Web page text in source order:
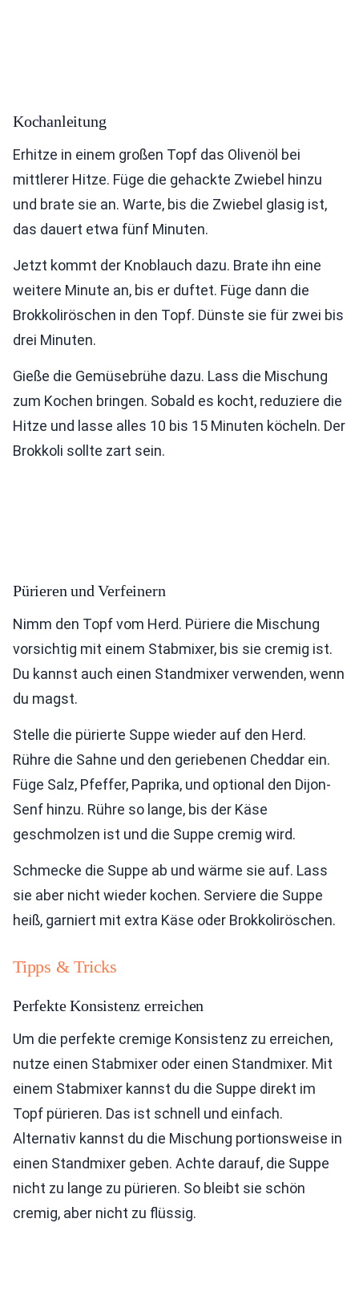
Kochanleitung
Erhitze in einem großen Topf das Olivenöl bei
mittlerer Hitze. Füge die gehackte Zwiebel hinzu
und brate sie an. Warte, bis die Zwiebel glasig ist,
das dauert etwa fünf Minuten.
Jetzt kommt der Knoblauch dazu. Brate ihn eine
weitere Minute an, bis er duftet. Füge dann die
Brokkoliröschen in den Topf. Dünste sie für zwei bis
drei Minuten.
Gieße die Gemüsebrühe dazu. Lass die Mischung
zum Kochen bringen. Sobald es kocht, reduziere die
Hitze und lasse alles 10 bis 15 Minuten köcheln. Der
Brokkoli sollte zart sein.
Pürieren und Verfeinern
Nimm den Topf vom Herd. Püriere die Mischung
vorsichtig mit einem Stabmixer, bis sie cremig ist.
Du kannst auch einen Standmixer verwenden, wenn
du magst.
Stelle die pürierte Suppe wieder auf den Herd.
Rühre die Sahne und den geriebenen Cheddar ein.
Füge Salz, Pfeffer, Paprika, und optional den Dijon-
Senf hinzu. Rühre so lange, bis der Käse
geschmolzen ist und die Suppe cremig wird.
Schmecke die Suppe ab und wärme sie auf. Lass
sie aber nicht wieder kochen. Serviere die Suppe
heiß, garniert mit extra Käse oder Brokkoliröschen.
Tipps & Tricks
Perfekte Konsistenz erreichen
Um die perfekte cremige Konsistenz zu erreichen,
nutze einen Stabmixer oder einen Standmixer. Mit
einem Stabmixer kannst du die Suppe direkt im
Topf pürieren. Das ist schnell und einfach.
Alternativ kannst du die Mischung portionsweise in
einen Standmixer geben. Achte darauf, die Suppe
nicht zu lange zu pürieren. So bleibt sie schön
cremig, aber nicht zu flüssig.